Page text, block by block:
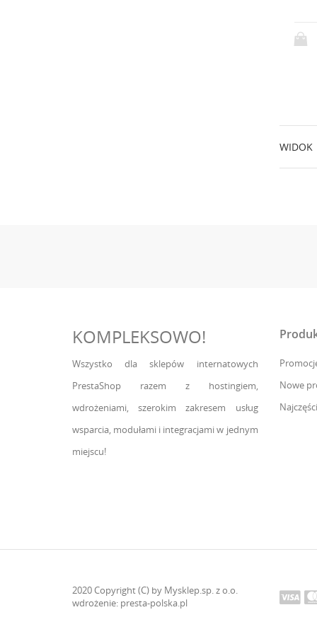
WIDOK
KOMPLEKSOWO!
Wszystko dla sklepów internatowych
PrestaShop razem z hostingiem,
wdrożeniami, szerokim zakresem usług
wsparcia, modułami i integracjami w jednym
miejscu!
Nowe
2020 Copyright (C) by Mysklep.sp. z o.o.
wdrożenie: presta-polska.pl